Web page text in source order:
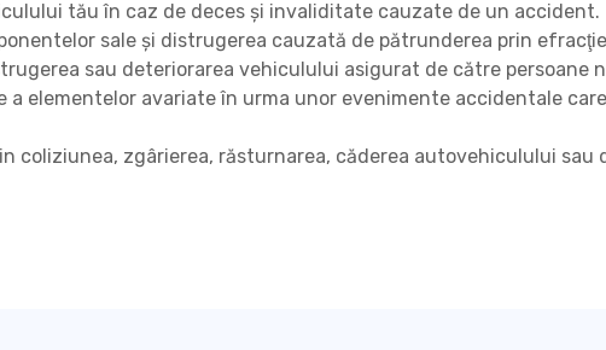
tău în caz de deces şi invaliditate cauzate de un accident.
sale şi distrugerea cauzată de pătrunderea prin
sau deteriorarea vehiculului asigurat de către persoane
a elementelor avariate în urma unor evenimente accidentale
coliziunea, zgârierea, răsturnarea, căderea autovehiculului sau
de pe site-ul surduasigurari.ro